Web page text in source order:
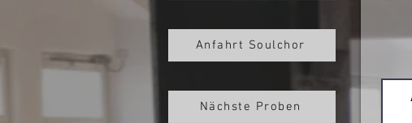
Anfahrt Soulchor
Nächste Proben